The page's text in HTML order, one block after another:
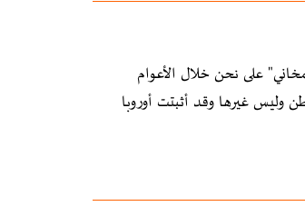
على نحن خلال الأعوام
وليس غيرها وقد أثبتت أوروبا